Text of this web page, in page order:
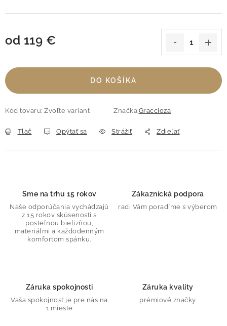
od 119 €
DO KOŠÍKA
Kód tovaru: Zvoľte variant Značka:Graccioza
Tlač Opýtať sa Strážiť Zdieľať
Sme na trhu 15 rokov
Naše odporúčania vychádzajú
z 15 rokov skúseností s
posteľnou bielizňou,
materiálmi a každodenným
komfortom spánku.
Zákaznícká podpora
radi Vám poradíme s výberom
Záruka spokojnosti
Vaša spokojnosť je pre nás na
1.mieste
Záruka kvality
prémiové značky